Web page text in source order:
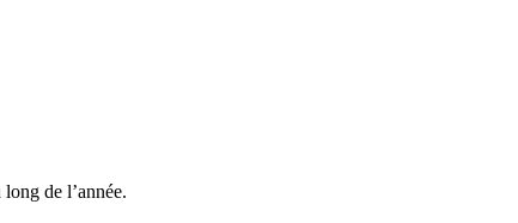
de l’année.